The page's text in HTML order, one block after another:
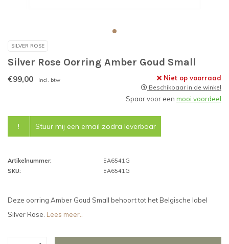
SILVER ROSE
Silver Rose Oorring Amber Goud Small
€99,00 Incl. btw Niet op voorraad
Beschikbaar in de winkel
Spaar voor een mooi voordeel
! Stuur mij een email zodra leverbaar
Artikelnummer:
EA6541G
SKU:
EA6541G
Deze oorring Amber Goud Small behoort tot het Belgische label
Silver Rose. Lees meer..